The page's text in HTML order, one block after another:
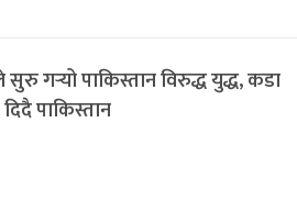
गर्‍यो पाकिस्तान विरुद्ध युद्ध, कडा
पाकिस्तान